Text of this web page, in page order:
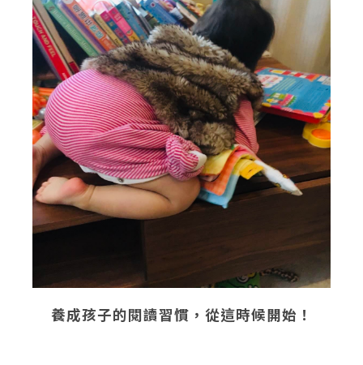
養成孩子的閱讀習慣，從這時候開始！